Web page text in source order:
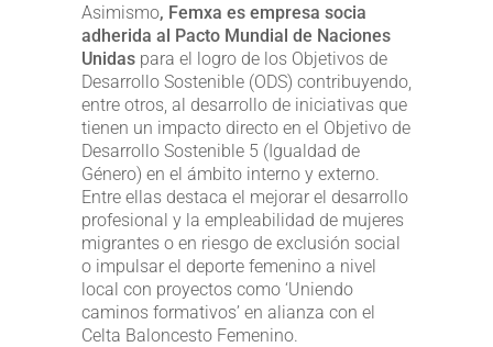
Asimismo, Femxa es empresa socia
adherida al Pacto Mundial de Naciones
Unidas para el logro de los Objetivos de
Desarrollo Sostenible (ODS) contribuyendo,
entre otros, al desarrollo de iniciativas que
tienen un impacto directo en el Objetivo de
Desarrollo Sostenible 5 (Igualdad de
Género) en el ámbito interno y externo.
Entre ellas destaca el mejorar el desarrollo
profesional y la empleabilidad de mujeres
migrantes o en riesgo de exclusión social
o impulsar el deporte femenino a nivel
local con proyectos como ‘Uniendo
caminos formativos’ en alianza con el
Celta Baloncesto Femenino.